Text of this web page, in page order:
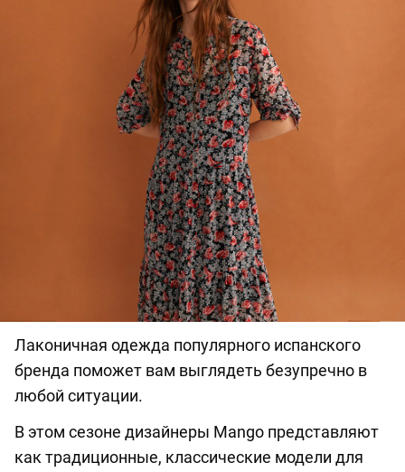
Лаконичная одежда популярного испанского
бренда поможет вам выглядеть безупречно в
любой ситуации.
В этом сезоне дизайнеры Mango представляют
как традиционные, классические модели для